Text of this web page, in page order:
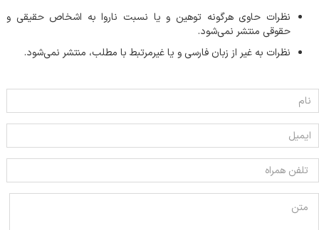
نظرات حاوی هرگونه توهین و یا نسبت ناروا به اشخاص حقیقی و
حقوقی منتشر نمی‌شود.
نظرات به غیر از زبان فارسی و یا غیر‌مرتبط با مطلب، منتشر نمی‌شود.